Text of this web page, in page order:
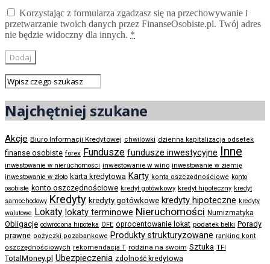
Korzystając z formularza zgadzasz się na przechowywanie i
przetwarzanie twoich danych przez FinanseOsobiste.pl. Twój adres
nie będzie widoczny dla innych. *
Najchętniej szukane
Akcje Biuro Informacji Kredytowej chwilówki dzienna kapitalizacja odsetek
finanse osobiste forex Fundusze fundusze inwestycyjne Inne
inwestowanie w nieruchomości inwestowanie w wino inwestowanie w ziemię
inwestowanie w złoto karta kredytowa Karty konta oszczędnościowe konto
osobiste konto oszczędnościowe kredyt gotówkowy kredyt hipoteczny kredyt
samochodowy Kredyty kredyty gotówkowe kredyty hipoteczne kredyty
walutowe Lokaty lokaty terminowe Nieruchomości Numizmatyka
Obligacje odwrócona hipoteka OFE oprocentowanie lokat podatek belki Porady
prawne pożyczki pozabankowe Produkty strukturyzowane ranking kont
oszczędnościowych rekomendacja T rodzina na swoim Sztuka TFI
TotalMoney.pl Ubezpieczenia zdolność kredytowa